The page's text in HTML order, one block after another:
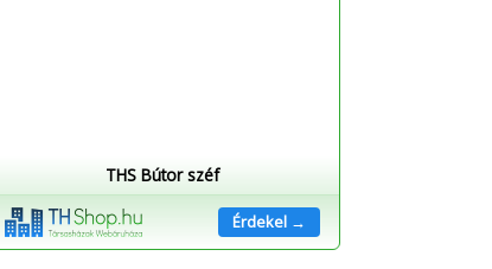
THS Bútor széf
Érdekel →